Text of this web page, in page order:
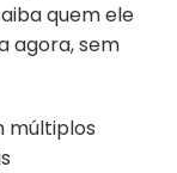
quem ele
agora, sem
múltiplos